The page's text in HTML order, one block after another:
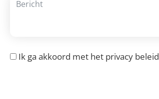
Ik ga akkoord met het privacy beleid